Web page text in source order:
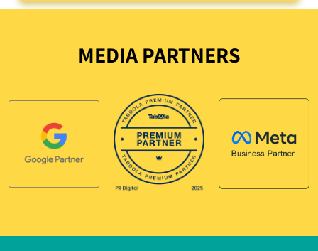
MEDIA PARTNERS